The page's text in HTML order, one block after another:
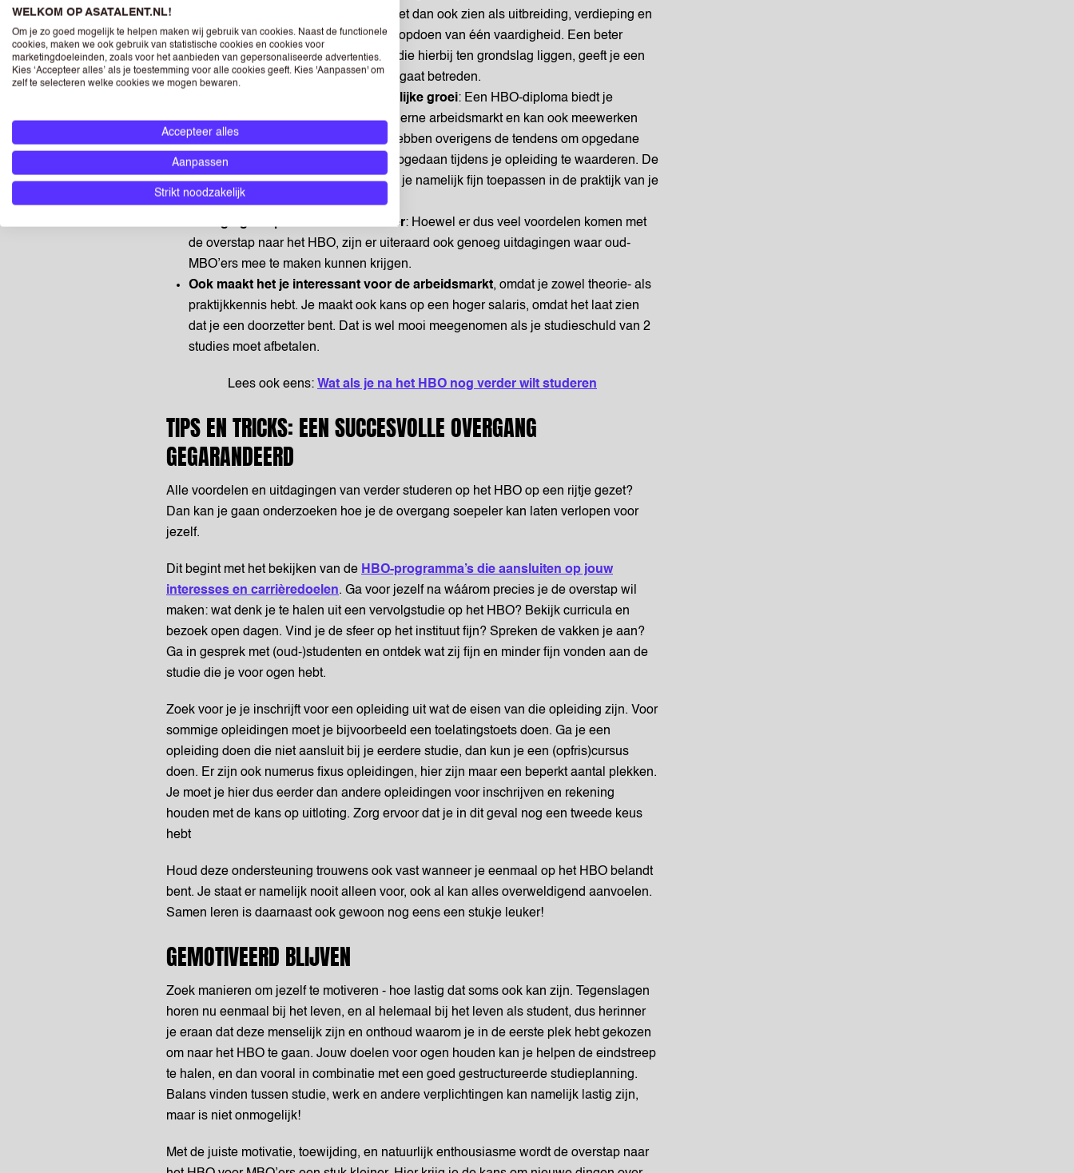
bestaande kennis te duiken. Je kan het dan ook zien als uitbreiding, verdieping en
extensie van een vakgebied, niet het opdoen van één vaardigheid. Een beter
begrip van de theoretische aspecten die hierbij ten grondslag liggen, geeft je een
sterke basis voor het werkveld wat je gaat betreden.
Carrièremogelijkheden en persoonlijke groei: Een HBO-diploma biedt je
doorgaans andere kansen op de moderne arbeidsmarkt en kan ook meewerken
aan een hoger salaris. Werkgevers hebben overigens de tendens om opgedane
kennis en vaardigheden die jij hebt opgedaan tijdens je opleiding te waarderen. De
theorie die jou wordt aangeleerd, kan je namelijk fijn toepassen in de praktijk van je
toekomstige werkgever.
Uitdagingen op het HBO als MBO’er: Hoewel er dus veel voordelen komen met
de overstap naar het HBO, zijn er uiteraard ook genoeg uitdagingen waar oud-
MBO’ers mee te maken kunnen krijgen.
Ook maakt het je interessant voor de arbeidsmarkt, omdat je zowel theorie- als
praktijkkennis hebt. Je maakt ook kans op een hoger salaris, omdat het laat zien
dat je een doorzetter bent. Dat is wel mooi meegenomen als je studieschuld van 2
studies moet afbetalen.
Lees ook eens: Wat als je na het HBO nog verder wilt studeren
TIPS EN TRICKS: EEN SUCCESVOLLE OVERGANG
GEGARANDEERD
Alle voordelen en uitdagingen van verder studeren op het HBO op een rijtje gezet?
Dan kan je gaan onderzoeken hoe je de overgang soepeler kan laten verlopen voor
jezelf.
Dit begint met het bekijken van de HBO-programma’s die aansluiten op jouw
interesses en carrièredoelen. Ga voor jezelf na wáárom precies je de overstap wil
maken: wat denk je te halen uit een vervolgstudie op het HBO? Bekijk curricula en
bezoek open dagen. Vind je de sfeer op het instituut fijn? Spreken de vakken je aan?
Ga in gesprek met (oud-)studenten en ontdek wat zij fijn en minder fijn vonden aan de
studie die je voor ogen hebt.
Zoek voor je je inschrijft voor een opleiding uit wat de eisen van die opleiding zijn. Voor
sommige opleidingen moet je bijvoorbeeld een toelatingstoets doen. Ga je een
opleiding doen die niet aansluit bij je eerdere studie, dan kun je een (opfris)cursus
doen. Er zijn ook numerus fixus opleidingen, hier zijn maar een beperkt aantal plekken.
Je moet je hier dus eerder dan andere opleidingen voor inschrijven en rekening
houden met de kans op uitloting. Zorg ervoor dat je in dit geval nog een tweede keus
hebt
Houd deze ondersteuning trouwens ook vast wanneer je eenmaal op het HBO belandt
bent. Je staat er namelijk nooit alleen voor, ook al kan alles overweldigend aanvoelen.
Samen leren is daarnaast ook gewoon nog eens een stukje leuker!
GEMOTIVEERD BLIJVEN
Zoek manieren om jezelf te motiveren - hoe lastig dat soms ook kan zijn. Tegenslagen
horen nu eenmaal bij het leven, en al helemaal bij het leven als student, dus herinner
je eraan dat deze menselijk zijn en onthoud waarom je in de eerste plek hebt gekozen
om naar het HBO te gaan. Jouw doelen voor ogen houden kan je helpen de eindstreep
te halen, en dan vooral in combinatie met een goed gestructureerde studieplanning.
Balans vinden tussen studie, werk en andere verplichtingen kan namelijk lastig zijn,
maar is niet onmogelijk!
Met de juiste motivatie, toewijding, en natuurlijk enthousiasme wordt de overstap naar
WELKOM OP ASATALENT.NL!
Om je zo goed mogelijk te helpen maken wij gebruik van cookies. Naast de functionele
cookies, maken we ook gebruik van statistische cookies en cookies voor
marketingdoeleinden, zoals voor het aanbieden van gepersonaliseerde advertenties.
Kies ‘Accepteer alles’ als je toestemming voor alle cookies geeft. Kies 'Aanpassen' om
zelf te selecteren welke cookies we mogen bewaren.
Accepteer alles
Aanpassen
Strikt noodzakelijk